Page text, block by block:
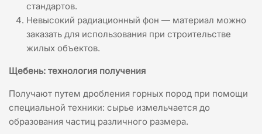
стандартов.
Невысокий радиационный фон — материал можно
заказать для использования при строительстве
жилых объектов.
Щебень: технология получения
Получают путем дробления горных пород при помощи
специальной техники: сырье измельчается до
образования частиц различного размера.